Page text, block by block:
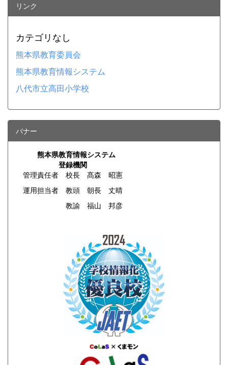
リンク
カテゴリなし
熊本県教育委員会
熊本県教育情報システム
八代市立高田小学校
バナー
熊本県教育情報システム
登録機関
管理責任者 校長 髙森 昭憲
運用担当者 教頭 朝長 丈晴
教諭 福山 邦彦